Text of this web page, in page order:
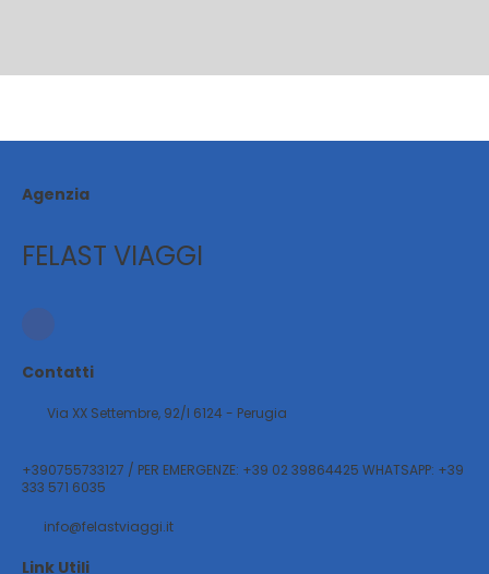
Agenzia
FELAST VIAGGI
Contatti
Via XX Settembre, 92/l 6124 - Perugia
+390755733127 / PER EMERGENZE: +39 02 39864425 WHATSAPP: +39
333 571 6035
info@felastviaggi.it
Link Utili